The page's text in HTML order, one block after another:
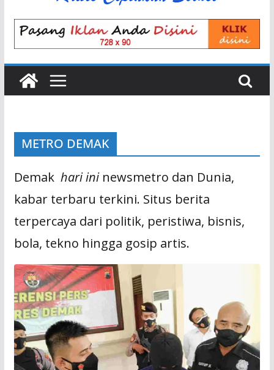
METRO DEMAK
Demak hari ininewsmetro dan Dunia,
kabar terbaru terkini. Situs berita
terpercaya dari politik, peristiwa, bisnis,
bola, tekno hingga gosip artis.